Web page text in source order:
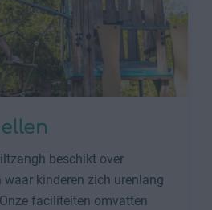
beschikt over
waar kinderen zich urenlang
faciliteiten omvatten